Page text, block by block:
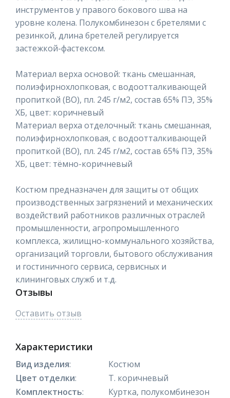
инструментов у правого бокового шва на
уровне колена. Полукомбинезон с бретелями с
резинкой, длина бретелей регулируется
застежкой-фастексом.
Материал верха основой: ткань смешанная,
полиэфирнохлопковая, с водоотталкивающей
пропиткой (ВО), пл. 245 г/м2, состав 65% ПЭ, 35%
ХБ, цвет: коричневый
Материал верха отделочный: ткань смешанная,
полиэфирнохлопковая, с водоотталкивающей
пропиткой (ВО), пл. 245 г/м2, состав 65% ПЭ, 35%
ХБ, цвет: тёмно-коричневый
Костюм предназначен для защиты от общих
производственных загрязнений и механических
воздействий работников различных отраслей
промышленности, агропромышленного
комплекса, жилищно-коммунального хозяйства,
организаций торговли, бытового обслуживания
и гостиничного сервиса, сервисных и
клининговых служб и т.д.
Отзывы
Оставить отзыв
Характеристики
Вид изделия:
Костюм
Цвет отделки:
Т. коричневый
Комплектность:
Куртка, полукомбинезон